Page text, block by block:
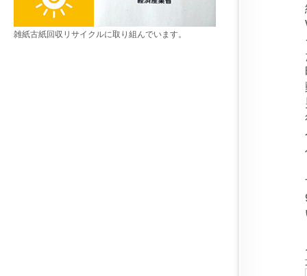
雑紙古紙回収リサイクルに取り組んでいます。